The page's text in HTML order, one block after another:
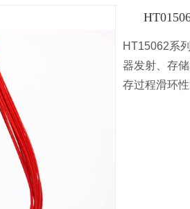
HT15062系
器发射、存
存过程滑环